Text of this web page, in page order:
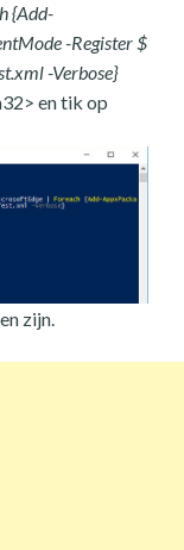
{Add-
-Register $
-Verbose}
en tik op
zijn.